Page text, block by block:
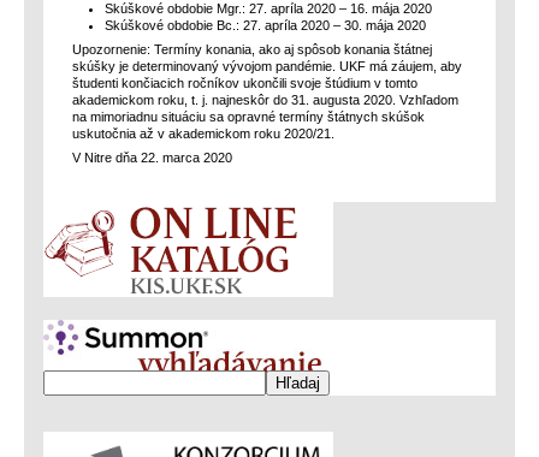
Skúškové obdobie Mgr.: 27. apríla 2020 – 16. mája 2020
Skúškové obdobie Bc.: 27. apríla 2020 – 30. mája 2020
Upozornenie: Termíny konania, ako aj spôsob konania štátnej
skúšky je determinovaný vývojom pandémie. UKF má záujem, aby
študenti končiacich ročníkov ukončili svoje štúdium v tomto
akademickom roku, t. j. najneskôr do 31. augusta 2020. Vzhľadom
na mimoriadnu situáciu sa opravné termíny štátnych skúšok
uskutočnia až v akademickom roku 2020/21.
V Nitre dňa 22. marca 2020